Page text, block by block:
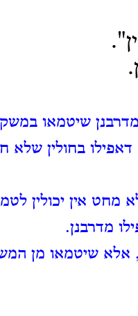
שיטמאו
בחולין שלא
מחט אין יכולין
מדרבנן.
אלא שיטמאו מן